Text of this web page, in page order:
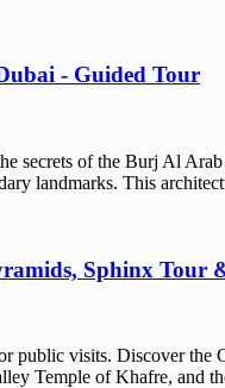
- Guided Tour
secrets of the Burj Al
landmarks. This
Sphinx Tour
public visits. Discover
Temple of Khafre, and